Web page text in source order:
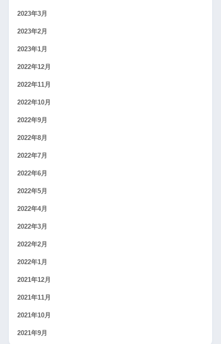
2023年3月
2023年2月
2023年1月
2022年12月
2022年11月
2022年10月
2022年9月
2022年8月
2022年7月
2022年6月
2022年5月
2022年4月
2022年3月
2022年2月
2022年1月
2021年12月
2021年11月
2021年10月
2021年9月